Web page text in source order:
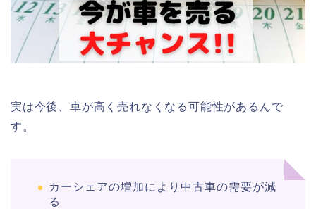
実は今後、車が高く売れなくなる可能性があるんで
す。
カーシェアの増加により中古車の需要が減
る